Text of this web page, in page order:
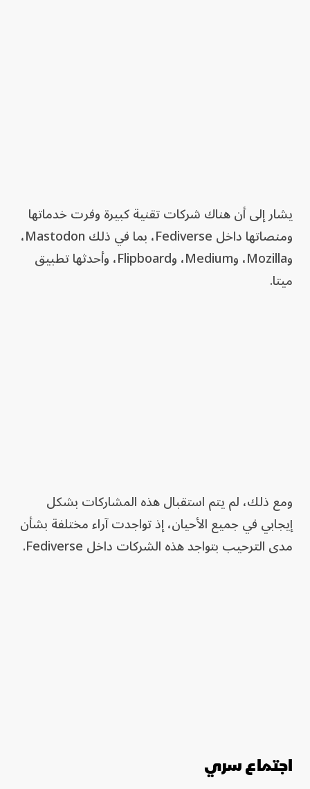
يشار إلى أن هناك شركات تقنية كبيرة وفرت خدماتها
ومنصاتها داخل Fediverse، بما في ذلك Mastodon،
وMozilla، وMedium، وFlipboard، وأحدثها تطبيق
ميتا.
ومع ذلك، لم يتم استقبال هذه المشاركات بشكل
إيجابي في جميع الأحيان، إذ تواجدت آراء مختلفة بشأن
مدى الترحيب بتواجد هذه الشركات داخل Fediverse.
اجتماع سري